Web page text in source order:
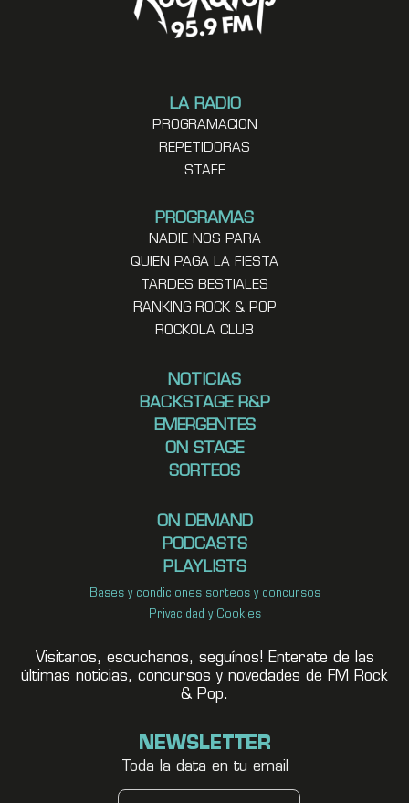
LA RADIO
PROGRAMACION
REPETIDORAS
STAFF
PROGRAMAS
NADIE NOS PARA
QUIEN PAGA LA FIESTA
TARDES BESTIALES
RANKING ROCK & POP
ROCKOLA CLUB
NOTICIAS
BACKSTAGE R&P
EMERGENTES
ON STAGE
SORTEOS
ON DEMAND
PODCASTS
PLAYLISTS
Bases y condiciones sorteos y concursos
Privacidad y Cookies
Visitanos, escuchanos, seguínos! Enterate de las
últimas noticias, concursos y novedades de FM Rock
& Pop.
NEWSLETTER
Toda la data en tu email